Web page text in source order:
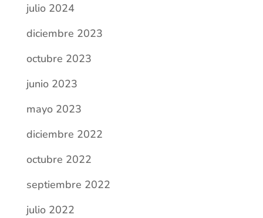
julio 2024
diciembre 2023
octubre 2023
junio 2023
mayo 2023
diciembre 2022
octubre 2022
septiembre 2022
julio 2022